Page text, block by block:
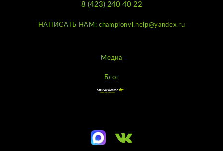
8 (423) 240 40 22
НАПИСАТЬ НАМ: championvl.help@yandex.ru
Медиа
Блог